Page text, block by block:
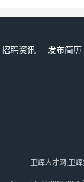
招聘资讯 发布简历
卫辉人才网,卫